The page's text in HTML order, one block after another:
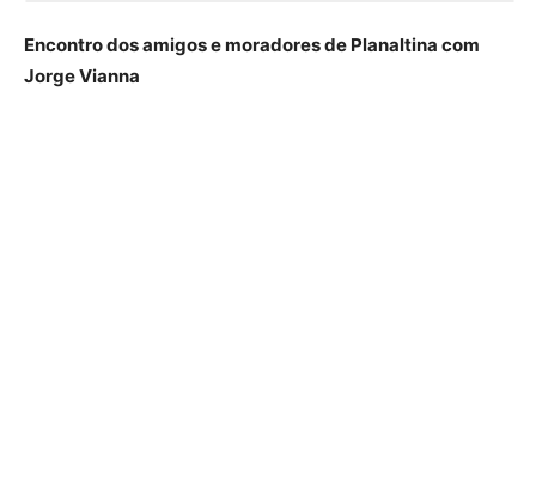
Encontro dos amigos e moradores de Planaltina com
Jorge Vianna